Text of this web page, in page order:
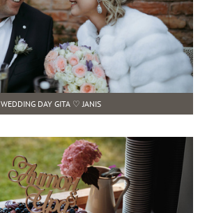
WEDDING DAY GITA ♡ JANIS